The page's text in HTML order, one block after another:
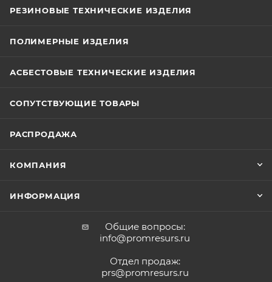
РЕЗИНОВЫЕ ТЕХНИЧЕСКИЕ ИЗДЕЛИЯ
ПОЛИМЕРНЫЕ ИЗДЕЛИЯ
АСБЕСТОВЫЕ ТЕХНИЧЕСКИЕ ИЗДЕЛИЯ
СОПУТСТВУЮЩИЕ ТОВАРЫ
РАСПРОДАЖА
КОМПАНИЯ
ИНФОРМАЦИЯ
Общие вопросы:
info@promresurs.ru
Отдел продаж:
prs@promresurs.ru